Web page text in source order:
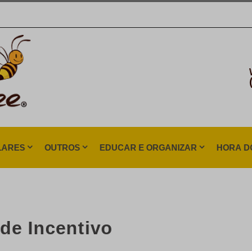
OUTROS EDUCAR E ORGANIZAR HORA
Incentivo